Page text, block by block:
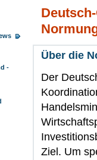
-
Über die
Der
Ziel. Um